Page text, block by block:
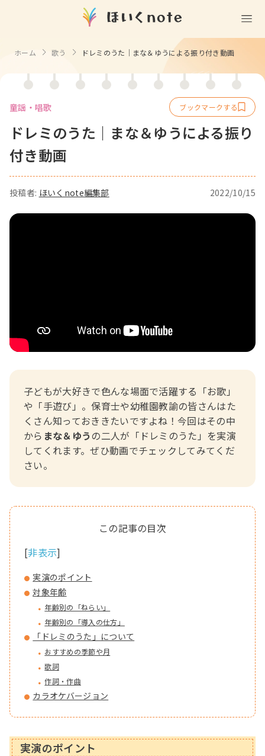
(無料)
戸外遊び・道具なし
ごっこ遊び・室内
製作
折り紙
コミュニケーション
童謡・唱歌
その他
使う
挿絵
塗り絵
年間カリキュラム
園情報
Books
ホーム 歌う ドレミのうた｜まな＆ゆうによる振り付き動画
童謡・唱歌
ドレミのうた｜まな＆ゆうによる振り
付き動画
投稿者: ほいくnote編集部 2022/10/15
子どもが大好きで色んな場面で活躍する「お歌」
や「手遊び」。保育士や幼稚園教諭の皆さんはた
くさん知っておききたいですよね！今回はその中
から まな＆ゆう の二人が「 ドレミのうた 」を実演
してくれます。ぜひ動画でチェックしてみてくだ
さい。
[非表示]
実演のポイント
対象年齢
年齢別の「ねらい」
年齢別の「導入の仕方」
「ドレミのうた」について
おすすめの季節や月
歌詞
作詞・作曲
カラオケバージョン
実演のポイント